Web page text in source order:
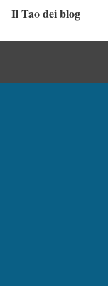
Il Tao dei blog